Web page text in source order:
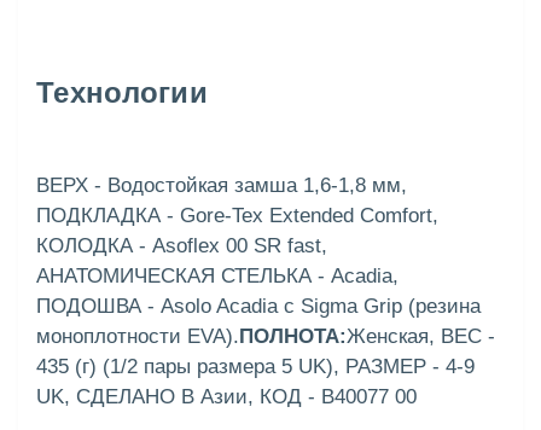
Технологии
ВЕРХ - Водостойкая замша 1,6-1,8 мм,
ПОДКЛАДКА - Gore-Tex Extended Comfort,
КОЛОДКА - Asoflex 00 SR fast,
АНАТОМИЧЕСКАЯ СТЕЛЬКА - Acadia,
ПОДОШВА - Asolo Acadia с Sigma Grip (резина
моноплотности EVA).ПОЛНОТА:Женская, ВЕС -
435 (г) (1/2 пары размера 5 UK), РАЗМЕР - 4-9
UK, СДЕЛАНО В Азии, КОД - B40077 00